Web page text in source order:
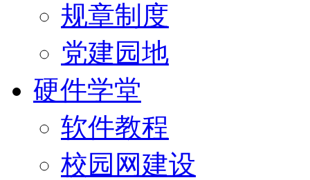
规章制度
党建园地
硬件学堂
软件教程
校园网建设